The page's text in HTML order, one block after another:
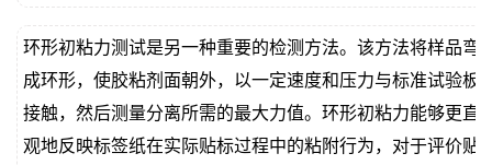
环形初粘力测试是另一种重要的检测方法。该方法将样品弯
成环形，使胶粘剂面朝外，以一定速度和压力与标准试验板
接触，然后测量分离所需的最大力值。环形初粘力能够更直
观地反映标签纸在实际贴标过程中的粘附行为，对于评价贴